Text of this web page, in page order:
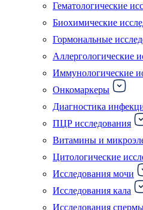
Гематологические
Биохимические
Гормональные
Аллергологические
Иммунологические
Онкомаркеры
Диагностика
ПЦР исследования
Витамины и
Цитологические
Исследования мочи
Исследования кала
Исследования